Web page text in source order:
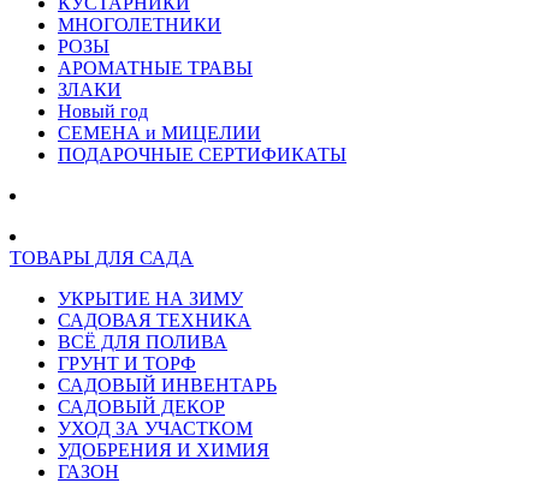
МНОГОЛЕТНИКИ
РОЗЫ
АРОМАТНЫЕ ТРАВЫ
ЗЛАКИ
Новый год
СЕМЕНА и МИЦЕЛИИ
ПОДАРОЧНЫЕ СЕРТИФИКАТЫ
ТОВАРЫ ДЛЯ САДА
УКРЫТИЕ НА ЗИМУ
САДОВАЯ ТЕХНИКА
ВСЁ ДЛЯ ПОЛИВА
ГРУНТ И ТОРФ
САДОВЫЙ ИНВЕНТАРЬ
САДОВЫЙ ДЕКОР
УХОД ЗА УЧАСТКОМ
УДОБРЕНИЯ И ХИМИЯ
ГАЗОН